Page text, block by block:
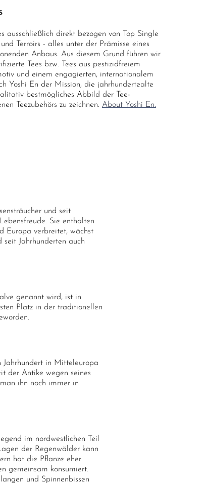
ausschließlich direkt bezogen von Top Single
Terroirs - alles unter der Prämisse eines
Anbaus. Aus diesem Grund führen wir
Tees bzw. Tees aus pestizidfreiem
und einem engagierten, internationalem
Yoshi En der Mission, die jahrhundertealte
bestmögliches Abbild der Tee-
Teezubehörs zu zeichnen. About Yoshi En.
und seit
Sie enthalten
Europa verbreitet, wächst
Jahrhunderten auch
genannt wird, ist in
Platz in der traditionellen
Jahrhundert in Mitteleuropa
der Antike wegen seines
ihn noch immer in
im nordwestlichen Teil
der Regenwälder kann
hat die Pflanze eher
gemeinsam konsumiert.
und Spinnenbissen